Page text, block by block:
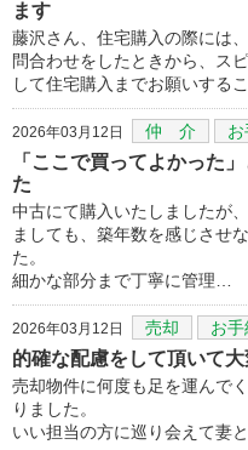
ます
藤沢さん、住宅購入の際には
問合わせをしたときから、ス
して住宅購入までお願いする
2026年03月12日 仲 介
「ここで買ってよかった
た
中古にて購入いたしましたが
ましても、築年数を感じさせ
た。
細かな部分まで丁寧に管理…
2026年03月12日 売却 お手
的確な配慮をして頂いて
売却物件に何度も足を運んで
りました。
いい担当の方に巡り会えて妻